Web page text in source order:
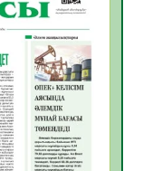
иммундау
55
53